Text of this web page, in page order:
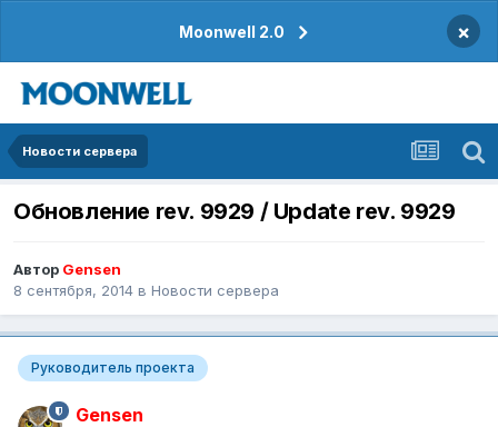
Moonwell 2.0 ×
Новости сервера
Обновление rev. 9929 / Update rev. 9929
Автор Gensen
8 сентября, 2014 в Новости сервера
Руководитель проекта
Gensen